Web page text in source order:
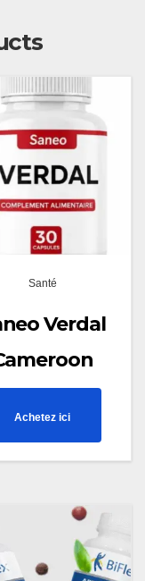
Santé
Verdal
Achetez ici